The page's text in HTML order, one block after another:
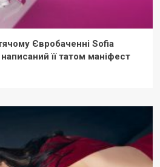
Євробаченні Sofia
її татом маніфест